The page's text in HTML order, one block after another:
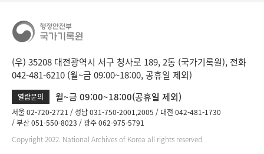
(우) 35208 대전광역시 서구 청사로 189, 2동 (국가기록원), 전화
042-481-6210 (월~금 09:00~18:00, 공휴일 제외)
열람문의 월~금 09:00~18:00(공휴일 제외)
서울 02-720-2721 성남 031-750-2001,2005
대전 042-481-1730
부산 051-550-8023
광주 062-975-5791
Copyright 2022. National Archives of Korea all rights reserved.